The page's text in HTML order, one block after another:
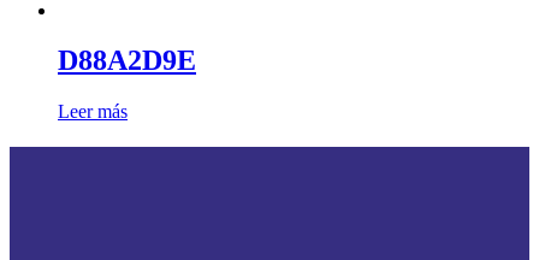
D88A2D9E
Leer más